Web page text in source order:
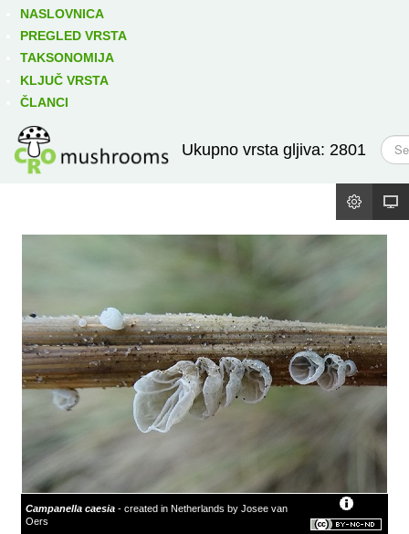
NASLOVNICA
PREGLED VRSTA
TAKSONOMIJA
KLJUČ VRSTA
ČLANCI
Ukupno vrsta gljiva: 2801
T
r
ž
Campanella caesia - created in Netherlands by Josee van
Oers
Izravno podređene niže takse: